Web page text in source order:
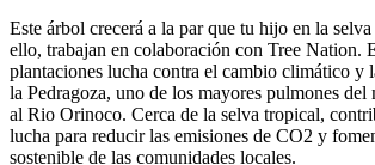
Este árbol crecerá a la par que tu hijo en la
ello, trabajan en colaboración con Tree Nation.
plantaciones lucha contra el cambio climático y
la Pedragoza, uno de los mayores pulmones
al Rio Orinoco. Cerca de la selva tropical,
lucha para reducir las emisiones de CO2 y
sostenible de las comunidades locales.